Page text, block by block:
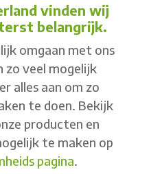
vinden wij
belangrijk.
omgaan met ons
zo veel mogelijk
alles aan om zo
te doen. Bekijk
producten en
te maken op
pagina.